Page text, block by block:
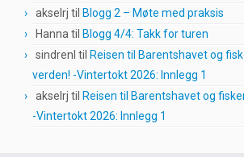
akselrj til Blogg 2 – Møte med praksis
Hanna til Blogg 4/4: Takk for turen
sindrenl til Reisen til Barentshavet og
verden! -Vintertokt 2026: Innlegg 1
akselrj til Reisen til Barentshavet og
-Vintertokt 2026: Innlegg 1